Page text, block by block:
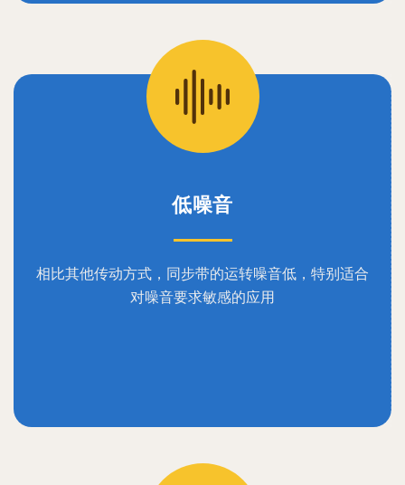
低噪音
相比其他传动方式，同步带的运转噪音低，特别适合
对噪音要求敏感的应用